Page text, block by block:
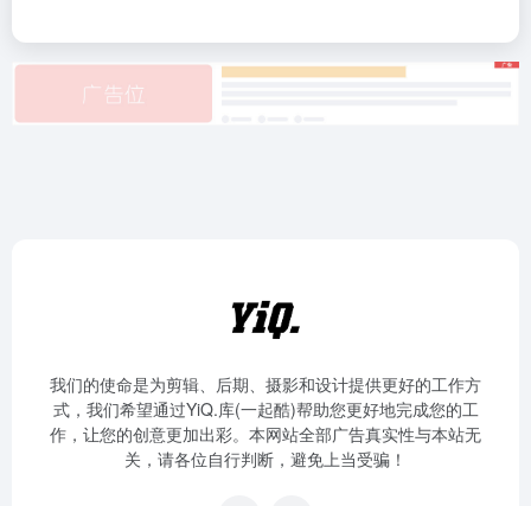
我们的使命是为剪辑、后期、摄影和设计提供更好的工作方
式，我们希望通过YiQ.库(一起酷)帮助您更好地完成您的工
作，让您的创意更加出彩。本网站全部广告真实性与本站无
关，请各位自行判断，避免上当受骗！